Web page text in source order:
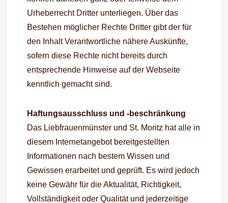
Urheberrecht Dritter unterliegen. Über das
Bestehen möglicher Rechte Dritter gibt der für
den Inhalt Verantwortliche nähere Auskünfte,
sofern diese Rechte nicht bereits durch
entsprechende Hinweise auf der Webseite
kenntlich gemacht sind.
Haftungsausschluss und -beschränkung
Das Liebfrauenmünster und St. Moritz hat alle in
diesem Internetangebot bereitgestellten
Informationen nach bestem Wissen und
Gewissen erarbeitet und geprüft. Es wird jedoch
keine Gewähr für die Aktualität, Richtigkeit,
Vollständigkeit oder Qualität und jederzeitige